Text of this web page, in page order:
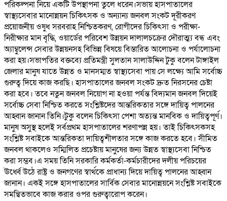
পরিকল্পনা নিয়ে একটি উপস্থাপনা তুলে ধরেন।সভায় হাসপাতালের
স্বাস্থ্যসেবার মানোন্নয়ন চিকিৎসক ও অন্যান্য জনবল সংকট দূরীকরণ
প্রয়োজনীয় ওষুধ সরবরাহ নিশ্চিতকরণ, রোগীদের চিকিৎসা ও পরীক্ষা-
নিরীক্ষার মান বৃদ্ধি, ওয়ার্ডের পরিবেশ উন্নয়ন দালালচক্রের দৌরাত্ম্য বন্ধ এবং
অ্যাম্বুলেন্স সেবার উন্নয়নসহ বিভিন্ন বিষয়ে বিস্তারিত আলোচনা ও পর্যালোচনা
করা হয়।সভাপতির বক্তব্যে প্রতিমন্ত্রী সুলতান সালাউদ্দিন টুকু বলেন টাঙ্গাইল
জেলার মানুষ যাতে উন্নত ও মানসম্মত স্বাস্থ্যসেবা পায় সে লক্ষ্যে আমি সর্বোচ্চ
গুরুত্ব দিয়ে কাজ করছি। হাসপাতালের জনবল সংকট দ্রুত নিরসনের চেষ্টা
করা হবে। তবে নতুন জনবল নিয়োগ না হওয়া পর্যন্ত বিদ্যমান জনবল দিয়েই
সর্বোচ্চ সেবা নিশ্চিত করতে সংশ্লিষ্টদের আন্তরিকতার সঙ্গে দায়িত্ব পালনের
আহ্বান জানান তিনি।টুকু বলেন চিকিৎসা পেশা অত্যন্ত মানবিক ও দায়িত্বপূর্ণ।
মানুষ অসুস্থ হলেই সর্বপ্রথম হাসপাতালের শরণাপন্ন হয়। তাই চিকিৎসকসহ
সংশ্লিষ্ট সবাইকে আন্তরিকতা দায়িত্বশীলতার সঙ্গে কাজ করতে হবে। সীমিত
জনবল থাকলেও সম্মিলিত প্রচেষ্টায় মানুষের জন্য উন্নত স্বাস্থ্যসেবা নিশ্চিত
করা সম্ভব।এ সময় তিনি সরকারি কর্মকর্তা-কর্মচারীদের দলীয় পরিচয়ের
ঊর্ধ্বে উঠে রাষ্ট্র ও জনগণের স্বার্থকে প্রাধান্য দিয়ে দায়িত্ব পালনের আহ্বান
জানান। একই সঙ্গে হাসপাতালের সার্বিক সেবার মানোন্নয়নে সংশ্লিষ্ট সবাইকে
সমন্বিতভাবে কাজ করার ওপর গুরুত্বারোপ করেন।